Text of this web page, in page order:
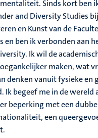
Sinds kort ben
and Diversity Studies
en Kunst van de
en ben ik verbonden aan
Ik wil de
maken, wat
denken vanuit fysieke en
Ik begeef me in de wereld
beperking met een
een